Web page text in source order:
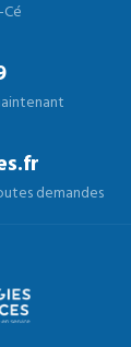
demandes